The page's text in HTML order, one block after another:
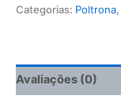
Categorias: Poltrona,
Avaliações (0)